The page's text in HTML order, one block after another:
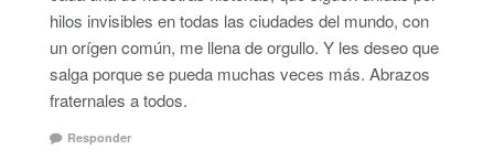
hilos invisibles en todas las ciudades del mundo, con
un orígen común, me llena de orgullo. Y les deseo que
salga porque se pueda muchas veces más. Abrazos
fraternales a todos.
Responder